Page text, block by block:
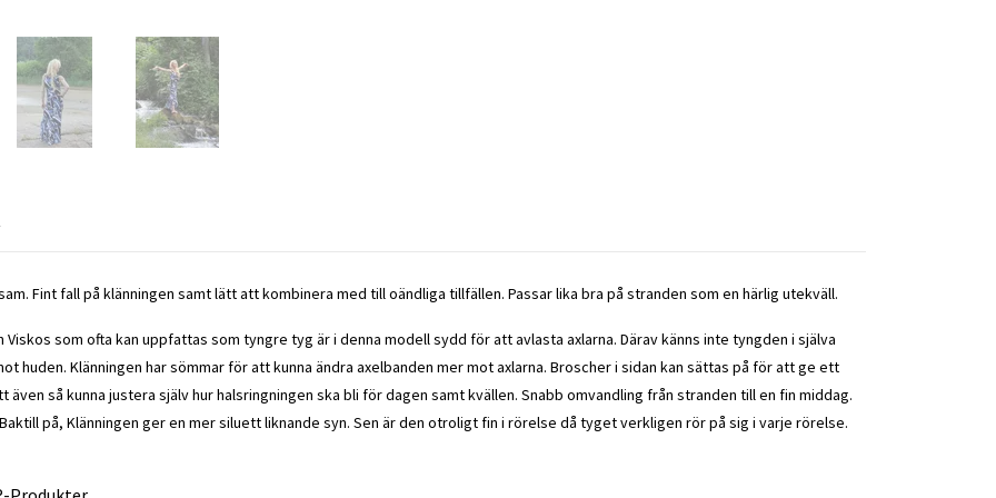
Fint fall på klänningen samt lätt att kombinera med till oändliga tillfällen. Passar lika bra på stranden som en härlig utekväll.
som ofta kan uppfattas som tyngre tyg är i denna modell sydd för att avlasta axlarna. Därav känns inte tyngden i själva
huden. Klänningen har sömmar för att kunna ändra axelbanden mer mot axlarna. Broscher i sidan kan sättas på för att ge ett
så kunna justera själv hur halsringningen ska bli för dagen samt kvällen. Snabb omvandling från stranden till en fin middag.
på, Klänningen ger en mer siluett liknande syn. Sen är den otroligt fin i rörelse då tyget verkligen rör på sig i varje rörelse.